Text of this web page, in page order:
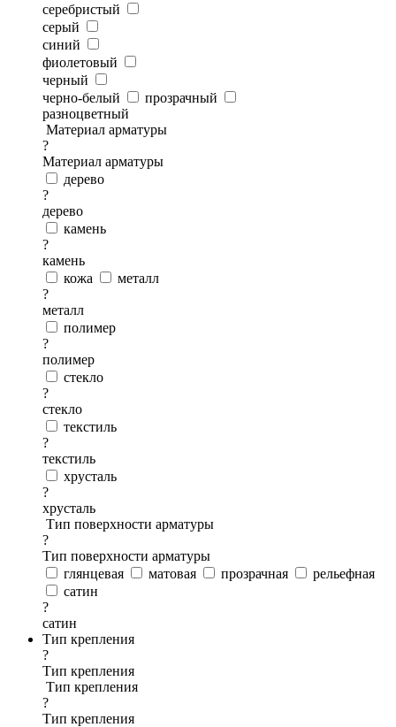
серебристый
серый
синий
фиолетовый
черный
черно-белый
прозрачный
разноцветный
Материал арматуры
?
Материал арматуры
дерево
?
дерево
камень
?
камень
кожа
металл
?
металл
полимер
?
полимер
стекло
?
стекло
текстиль
?
текстиль
хрусталь
?
хрусталь
Тип поверхности арматуры
?
Тип поверхности арматуры
глянцевая
матовая прозрачная
рельефная
сатин
?
сатин
Тип крепления
?
Тип крепления
Тип крепления
?
Тип крепления